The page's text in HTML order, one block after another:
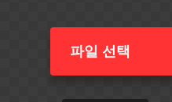
파일 선택